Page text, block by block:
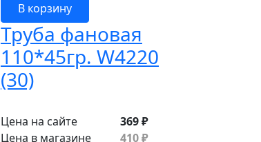
В корзину
Труба фановая
110*45гр. W4220
(30)
Цена на сайте
369 ₽
Цена в магазине
410 ₽